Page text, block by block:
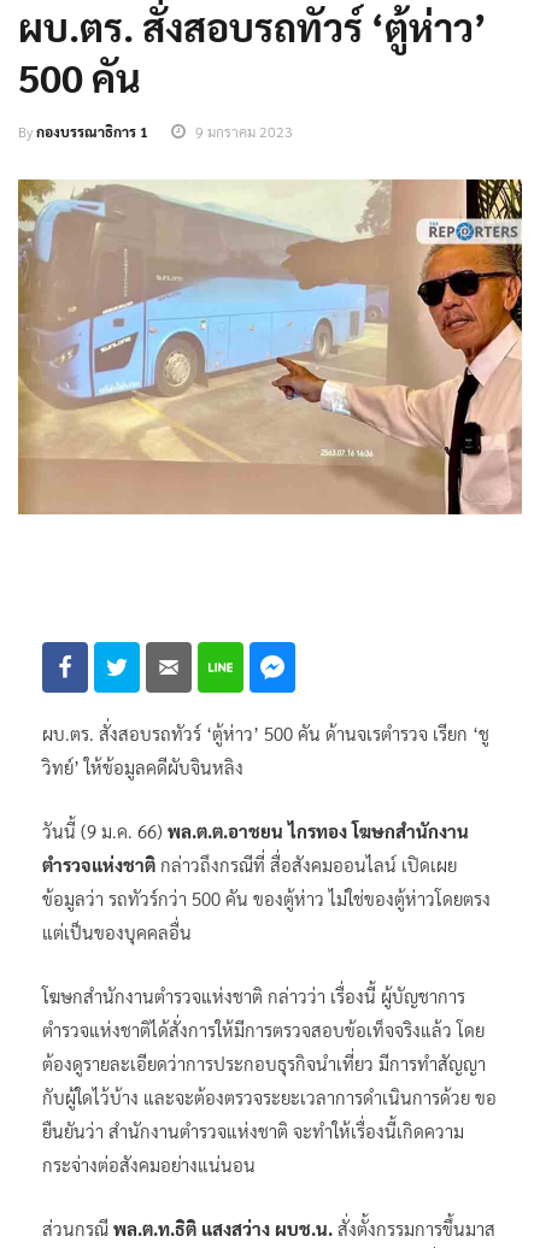
ผบ.ตร. สั่งสอบรถทัวร์ ‘ตู้ห่าว’
500 คัน
Byกองบรรณาธิการ 1 9 มกราคม 2023
ผบ.ตร. สั่งสอบรถทัวร์ ‘ตู้ห่าว’ 500 คัน ด้านจเรตำรวจ เรียก ‘ชู
วิทย์’ ให้ข้อมูลคดีผับจินหลิง
วันนี้ (9 ม.ค. 66) พล.ต.ต.อาชยน ไกรทอง โฆษกสำนักงาน
ตำรวจแห่งชาติ กล่าวถึงกรณีที่ สื่อสังคมออนไลน์ เปิดเผย
ข้อมูลว่า รถทัวร์กว่า 500 คัน ของตู้ห่าว ไม่ใช่ของตู้ห่าวโดยตรง
แต่เป็นของบุคคลอื่น
โฆษกสำนักงานตำรวจแห่งชาติ กล่าวว่า เรื่องนี้ ผู้บัญชาการ
ตำรวจแห่งชาติได้สั่งการให้มีการตรวจสอบข้อเท็จจริงแล้ว โดย
ต้องดูรายละเอียดว่าการประกอบธุรกิจนำเที่ยว มีการทำสัญญา
กับผู้ใดไว้บ้าง และจะต้องตรวจระยะเวลาการดำเนินการด้วย ขอ
ยืนยันว่า สำนักงานตำรวจแห่งชาติ จะทำให้เรื่องนี้เกิดความ
กระจ่างต่อสังคมอย่างแน่นอน
ส่วนกรณี พล.ต.ท.ธิติ แสงสว่าง ผบช.น. สั่งตั้งกรรมการขึ้นมาส